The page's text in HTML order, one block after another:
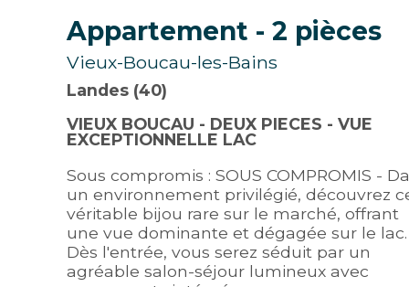
Appartement - 2 pièces
Vieux-Boucau-les-Bains
Landes (40)
VIEUX BOUCAU - DEUX PIECES - VUE
EXCEPTIONNELLE LAC
Sous compromis : SOUS COMPROMIS -
un environnement privilégié, découvrez
véritable bijou rare sur le marché, offrant
une vue dominante et dégagée sur le lac.
Dès l'entrée, vous serez séduit par un
agréable salon-séjour lumineux avec